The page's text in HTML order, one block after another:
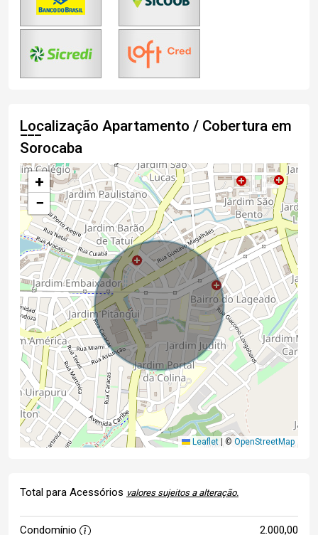
Localização Apartamento / Cobertura em
Sorocaba
+
−
Leaflet © OpenStreetMap
Total para Acessórios valores sujeitos a alteração.
Condomínio 2.000,00